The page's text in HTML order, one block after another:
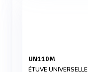
UN110M
ÉTUVE UNIVERSELLE